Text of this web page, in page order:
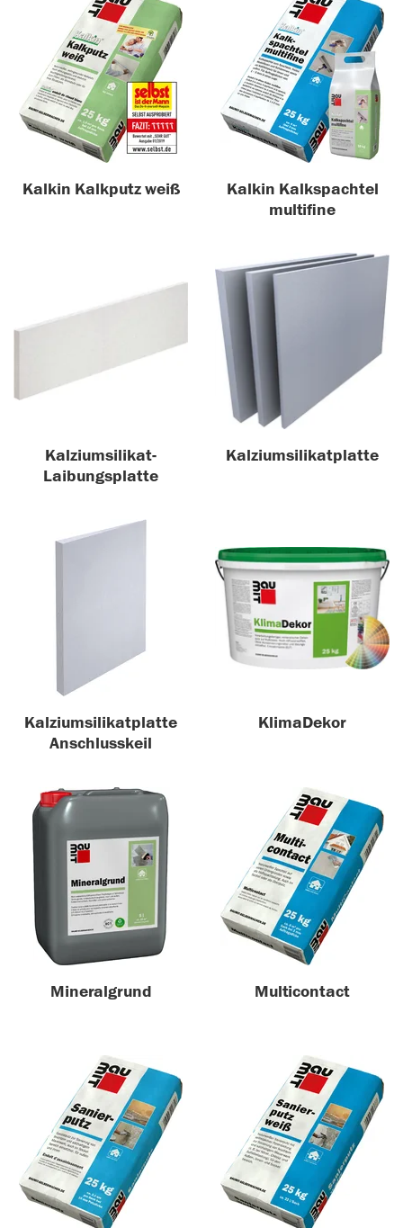
Kalkin Kalkputz weiß
Kalkin Kalkspachtel
multifine
Kalziumsilikat-
Laibungsplatte
Kalziumsilikatplatte
Kalziumsilikatplatte
Anschlusskeil
KlimaDekor
Mineralgrund Multicontact